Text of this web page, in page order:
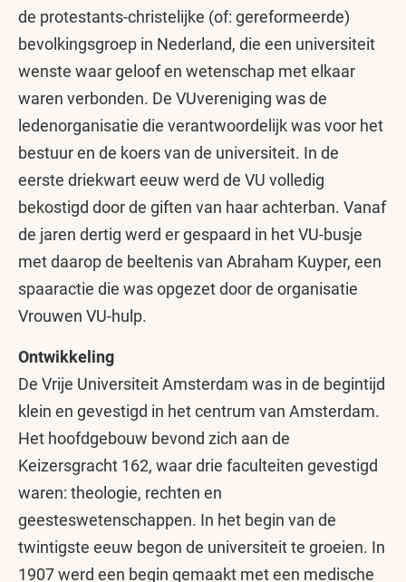
de protestants-christelijke (of: gereformeerde)
bevolkingsgroep in Nederland, die een universiteit
wenste waar geloof en wetenschap met elkaar
waren verbonden. De VUvereniging was de
ledenorganisatie die verantwoordelijk was voor het
bestuur en de koers van de universiteit. In de
eerste driekwart eeuw werd de VU volledig
bekostigd door de giften van haar achterban. Vanaf
de jaren dertig werd er gespaard in het VU-busje
met daarop de beeltenis van Abraham Kuyper, een
spaaractie die was opgezet door de organisatie
Vrouwen VU-hulp.
Ontwikkeling
De Vrije Universiteit Amsterdam was in de begintijd
klein en gevestigd in het centrum van Amsterdam.
Het hoofdgebouw bevond zich aan de
Keizersgracht 162, waar drie faculteiten gevestigd
waren: theologie, rechten en
geesteswetenschappen. In het begin van de
twintigste eeuw begon de universiteit te groeien. In
1907 werd een begin gemaakt met een medische